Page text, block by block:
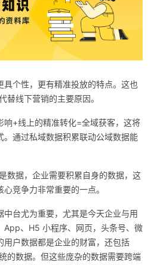
具个性，更有精准投放的特点。这也
替线下营销的主要原因。
响+线上的精准转化=全域获客，这将
。通过私域数据积累联动公域数据能
数据，企业需要积累自身的数据，这
竞争力非常重要的一点。
中台尤为重要，尤其是今天企业与用
App、H5 小程序、网页，头条号、微
用户数据都是企业的财富，还包括
的数据。但这些庞杂的数据需要跨端